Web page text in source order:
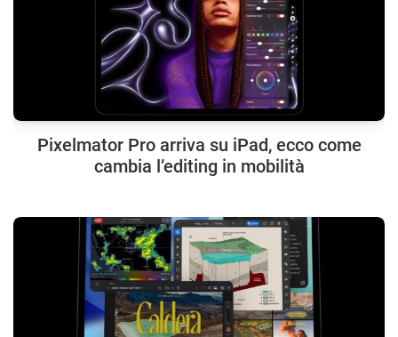
Pixelmator Pro arriva su iPad, ecco come
cambia l’editing in mobilità